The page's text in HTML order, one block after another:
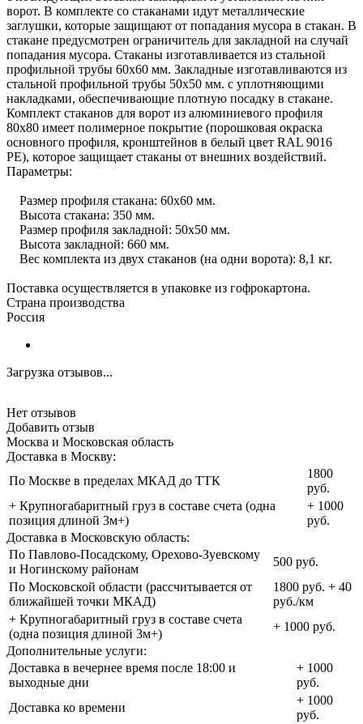
ворот. В комплекте со стаканами идут металлические
заглушки, которые защищают от попадания мусора в стакан. В
стакане предусмотрен ограничитель для закладной на случай
попадания мусора. Стаканы изготавливается из стальной
профильной трубы 60х60 мм. Закладные изготавливаются из
стальной профильной трубы 50х50 мм. с уплотняющими
накладками, обеспечивающие плотную посадку в стакане.
Комплект стаканов для ворот из алюминиевого профиля
80х80 имеет полимерное покрытие (порошковая окраска
основного профиля, кронштейнов в белый цвет RAL 9016
PE), которое защищает стаканы от внешних воздействий.
Параметры:
Размер профиля стакана: 60х60 мм.
Высота стакана: 350 мм.
Размер профиля закладной: 50х50 мм.
Высота закладной: 660 мм.
Вес комплекта из двух стаканов (на одни ворота): 8,1 кг.
Поставка осуществляется в упаковке из гофрокартона.
Страна производства
Россия
Загрузка отзывов...
Нет отзывов
Добавить отзыв
Москва и Московская область
Доставка в Москву:
По Москве в пределах МКАД до ТТК
1800
руб.
+ Крупногабаритный груз в составе счета (одна
позиция длиной 3м+)
+ 1000
руб.
Доставка в Московскую область:
По Павлово-Посадскому, Орехово-Зуевскому
и Ногинскому районам
500 руб.
По Московской области (рассчитывается от
ближайшей точки МКАД)
1800 руб. + 40
руб./км
+ Крупногабаритный груз в составе счета
(одна позиция длиной 3м+)
+ 1000 руб.
Дополнительные услуги:
Доставка в вечернее время после 18:00 и
выходные дни
+ 1000
руб.
Доставка ко времени
+ 1000
руб.